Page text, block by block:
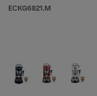
ECKG6821.M